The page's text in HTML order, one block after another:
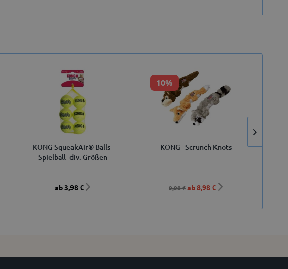
KONG SqueakAir® Balls-
Spielball- div. Größen
ab 3,98 €
10%
KONG - Scrunch Knots
9,98 € ab 8,98 €